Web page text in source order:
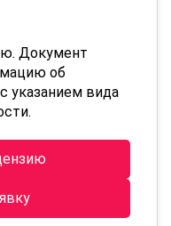
Документ
об
указанием вида